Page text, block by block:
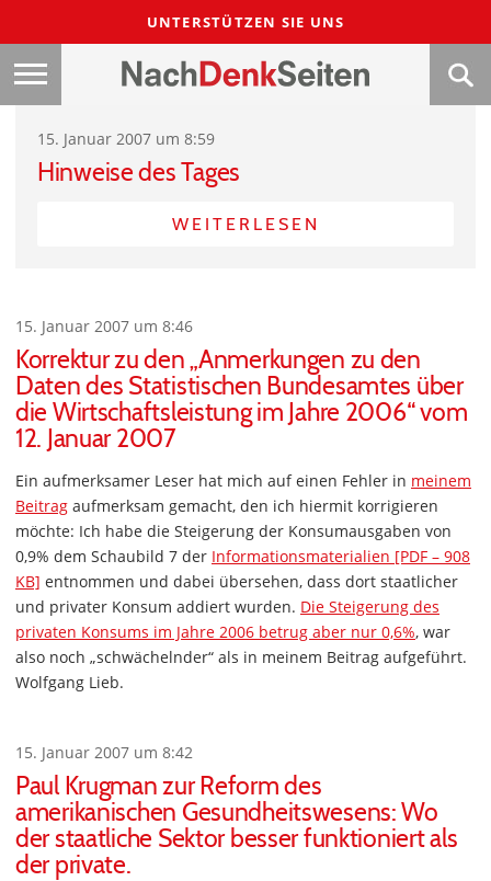
UNTERSTÜTZEN SIE UNS
15. Januar 2007 um 8:59
Hinweise des Tages
WEITERLESEN
15. Januar 2007 um 8:46
Korrektur zu den „Anmerkungen zu den
Daten des Statistischen Bundesamtes über
die Wirtschaftsleistung im Jahre 2006“ vom
12. Januar 2007
Ein aufmerksamer Leser hat mich auf einen Fehler in meinem
Beitrag aufmerksam gemacht, den ich hiermit korrigieren
möchte: Ich habe die Steigerung der Konsumausgaben von
0,9% dem Schaubild 7 der Informationsmaterialien [PDF – 908
KB] entnommen und dabei übersehen, dass dort staatlicher
und privater Konsum addiert wurden. Die Steigerung des
privaten Konsums im Jahre 2006 betrug aber nur 0,6%, war
also noch „schwächelnder“ als in meinem Beitrag aufgeführt.
Wolfgang Lieb.
15. Januar 2007 um 8:42
Paul Krugman zur Reform des
amerikanischen Gesundheitswesens: Wo
der staatliche Sektor besser funktioniert als
der private.